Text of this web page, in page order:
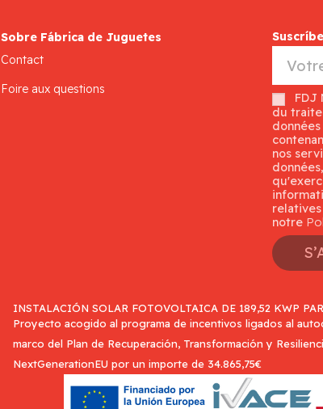
Sobre Fábrica de Juguetes
Contact
Foire aux questions
FDJ
du
nos
notre
INSTALACIÓN SOLAR FOTOVOLTAICA DE 189,52 KWP
Proyecto acogido al programa de incentivos ligados al
marco del Plan de Recuperación, Transformación y
NextGenerationEU por un importe de 34.865,75€